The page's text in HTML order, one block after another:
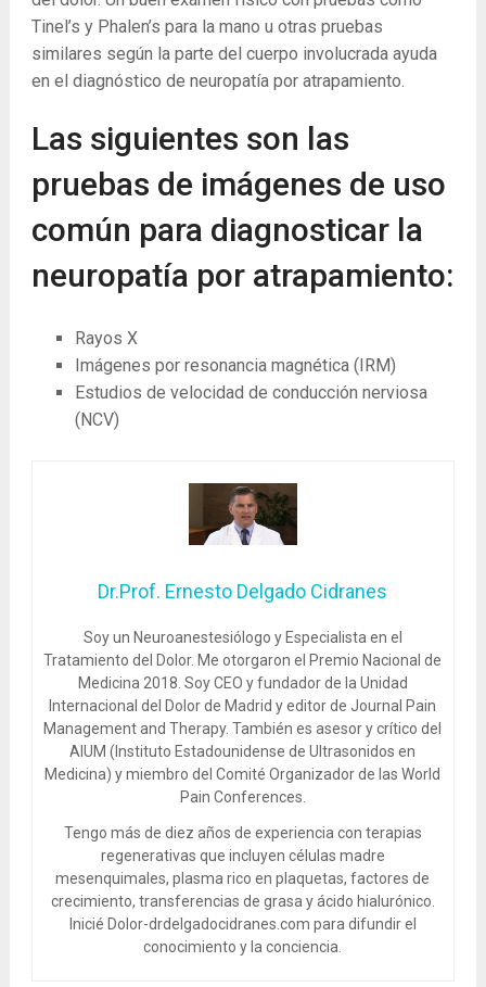
Tinel’s y Phalen’s para la mano u otras pruebas
similares según la parte del cuerpo involucrada ayuda
en el diagnóstico de neuropatía por atrapamiento.
Las siguientes son las
pruebas de imágenes de uso
común para diagnosticar la
neuropatía por atrapamiento:
Rayos X
Imágenes por resonancia magnética (IRM)
Estudios de velocidad de conducción nerviosa
(NCV)
Dr.Prof. Ernesto Delgado Cidranes
Soy un Neuroanestesiólogo y Especialista en el
Tratamiento del Dolor. Me otorgaron el Premio Nacional de
Medicina 2018. Soy CEO y fundador de la Unidad
Internacional del Dolor de Madrid y editor de Journal Pain
Management and Therapy. También es asesor y crítico del
AIUM (Instituto Estadounidense de Ultrasonidos en
Medicina) y miembro del Comité Organizador de las World
Pain Conferences.
Tengo más de diez años de experiencia con terapias
regenerativas que incluyen células madre
mesenquimales, plasma rico en plaquetas, factores de
crecimiento, transferencias de grasa y ácido hialurónico.
Inicié Dolor-drdelgadocidranes.com para difundir el
conocimiento y la conciencia.